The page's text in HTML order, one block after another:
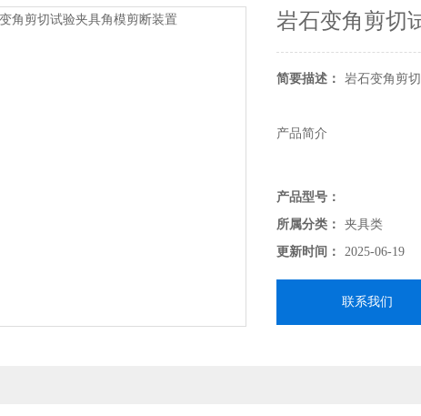
岩石变角剪切
简要描述： 岩石变角剪
产品简介
本夹具用于岩石的抗剪断
规程》的标准要求。
产品型号：
所属分类：
夹具类
更新时间：
2025-06-19
联系我们